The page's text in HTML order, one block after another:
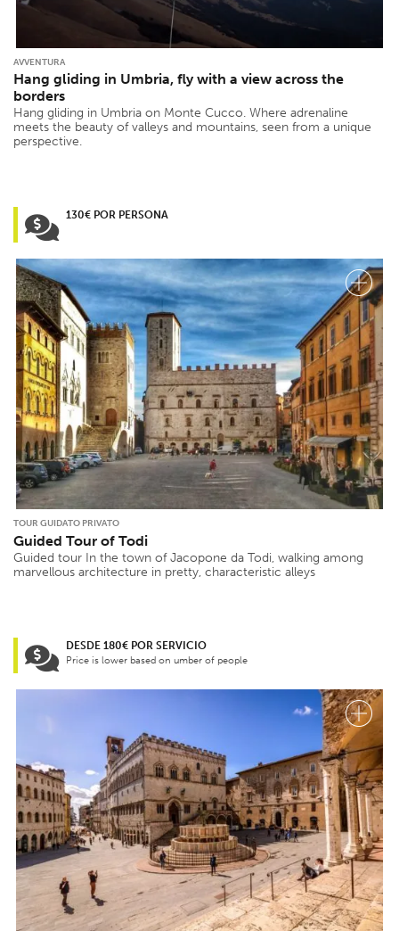
AVVENTURA
Hang gliding in Umbria, fly with a view across the
borders
Hang gliding in Umbria on Monte Cucco. Where adrenaline
meets the beauty of valleys and mountains, seen from a unique
perspective.
130€ POR PERSONA
TOUR GUIDATO PRIVATO
Guided Tour of Todi
Guided tour In the town of Jacopone da Todi, walking among
marvellous architecture in pretty, characteristic alleys
DESDE 180€ POR SERVICIO
Price is lower based on umber of people